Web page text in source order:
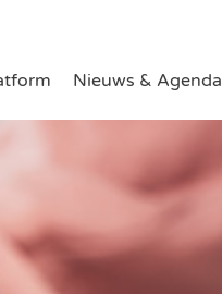
Nieuws & Agenda